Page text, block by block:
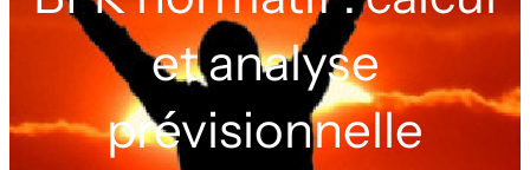
et analyse
prévisionnelle